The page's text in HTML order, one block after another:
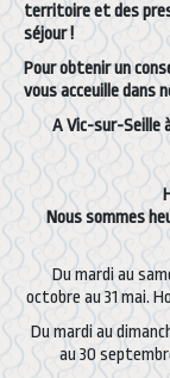
territoire et des
séjour !
Pour obtenir un
vous acceuille dans
A Vic-sur-Seille
Nous sommes
Du mardi au
octobre au 31 mai.
Du mardi au
au 30